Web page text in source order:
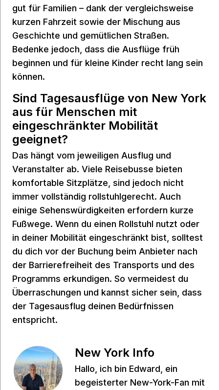
gut für Familien – dank der vergleichsweise
kurzen Fahrzeit sowie der Mischung aus
Geschichte und gemütlichen Straßen.
Bedenke jedoch, dass die Ausflüge früh
beginnen und für kleine Kinder recht lang sein
können.
Sind Tagesausflüge von New York
aus für Menschen mit
eingeschränkter Mobilität
geeignet?
Das hängt vom jeweiligen Ausflug und
Veranstalter ab. Viele Reisebusse bieten
komfortable Sitzplätze, sind jedoch nicht
immer vollständig rollstuhlgerecht. Auch
einige Sehenswürdigkeiten erfordern kurze
Fußwege. Wenn du einen Rollstuhl nutzt oder
in deiner Mobilität eingeschränkt bist, solltest
du dich vor der Buchung beim Anbieter nach
der Barrierefreiheit des Transports und des
Programms erkundigen. So vermeidest du
Überraschungen und kannst sicher sein, dass
der Tagesausflug deinen Bedürfnissen
entspricht.
New York Info
Hallo, ich bin Edward, ein
begeisterter New-York-Fan mit